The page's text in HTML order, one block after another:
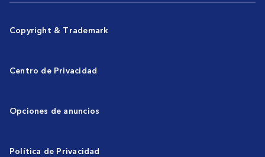
Copyright & Trademark
Centro de Privacidad
Opciones de anuncios
Política de Privacidad